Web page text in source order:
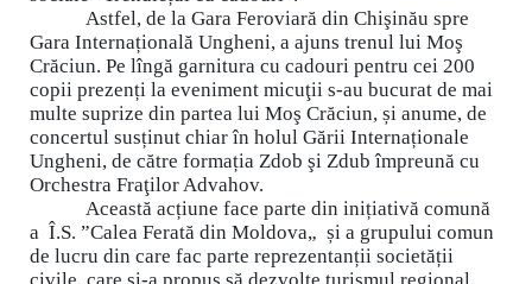
Astfel, de la Gara Feroviară din Chişinău spre
Gara Internațională Ungheni, a ajuns trenul lui Moş
Crăciun. Pe lîngă garnitura cu cadouri pentru cei 200
copii prezenți la eveniment micuţii s-au bucurat de mai
multe suprize din partea lui Moş Crăciun, și anume, de
concertul susținut chiar în holul Gării Internaționale
Ungheni, de către formația Zdob şi Zdub împreună cu
Orchestra Fraţilor Advahov.
Această acțiune face parte din inițiativă comună
a Î.S. ”Calea Ferată din Moldova„ și a grupului comun
de lucru din care fac parte reprezentanții societății